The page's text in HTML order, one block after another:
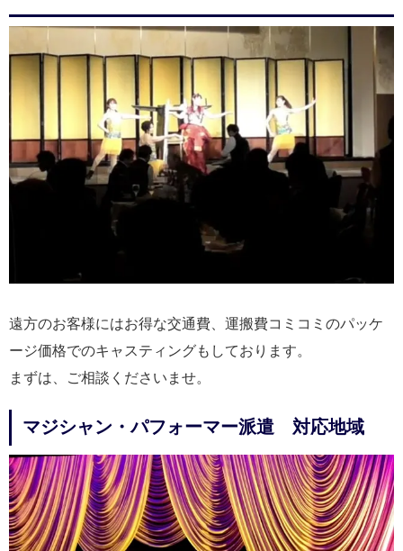
遠方のお客様にはお得な交通費、運搬費コミコミのパッケ
ージ価格でのキャスティングもしております。
まずは、ご相談くださいませ。
マジシャン・パフォーマー派遣 対応地域